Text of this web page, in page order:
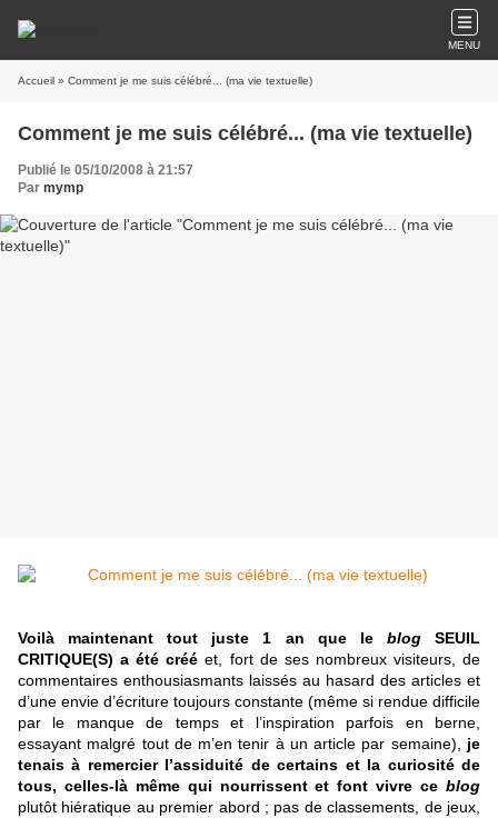
MENU
Accueil » Comment je me suis célébré... (ma vie textuelle)
Comment je me suis célébré... (ma vie textuelle)
Publié le 05/10/2008 à 21:57
Par mymp
Voilà maintenant tout juste 1 an que leblogSEUIL
CRITIQUE(S) a été créé et, fort de ses nombreux visiteurs, de
commentaires enthousiasmants laissés au hasard des articles et
d’une envie d’écriture toujours constante (même si rendue difficile
par le manque de temps et l’inspiration parfois en berne,
essayant malgré tout de m’en tenir à un article par semaine), je
tenais à remercier l’assiduité de certains et la curiosité de
tous, celles-là même qui nourrissent et font vivre ce blog
plutôt hiératique au premier abord ; pas de classements, de jeux,